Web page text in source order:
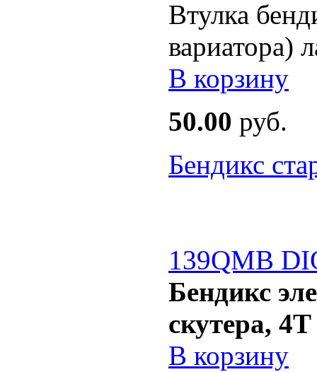
Втулка
вариатора)
В корзину
50.00 руб.
Бендикс
139QMB
Бендикс
скутера,
В корзину